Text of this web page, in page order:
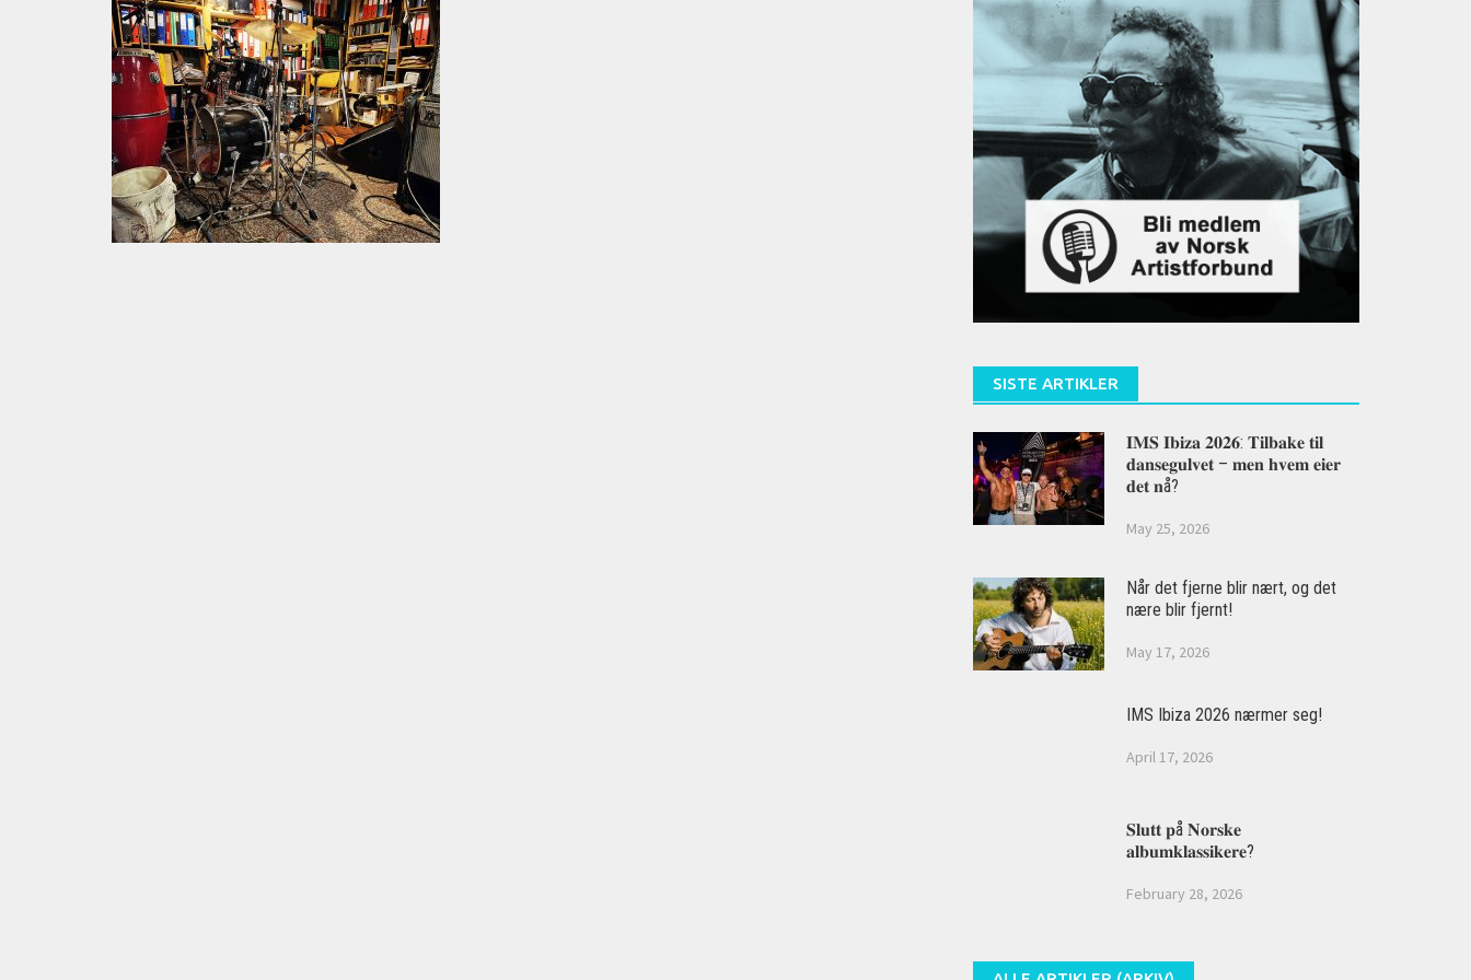
SISTE ARTIKLER
𝐈𝐌𝐒 𝐈𝐛𝐢𝐳𝐚 𝟐𝟎𝟐𝟔: 𝐓𝐢𝐥𝐛𝐚𝐤𝐞 𝐭𝐢𝐥
𝐝𝐚𝐧𝐬𝐞𝐠𝐮𝐥𝐯𝐞𝐭 – 𝐦𝐞𝐧 𝐡𝐯𝐞𝐦 𝐞𝐢𝐞𝐫
𝐝𝐞𝐭 𝐧å?
May 25, 2026
Når det fjerne blir nært, og det
nære blir fjernt!
May 17, 2026
IMS Ibiza 2026 nærmer seg!
April 17, 2026
𝐒𝐥𝐮𝐭𝐭 𝐩å 𝐍𝐨𝐫𝐬𝐤𝐞
𝐚𝐥𝐛𝐮𝐦𝐤𝐥𝐚𝐬𝐬𝐢𝐤𝐞𝐫𝐞?
February 28, 2026